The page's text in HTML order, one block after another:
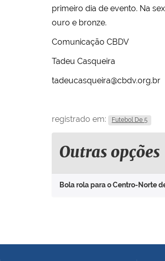
primeiro dia de evento. Na
ouro e bronze.
Comunicação CBDV
Tadeu Casqueira
tadeucasqueira@cbdv.org.br
registrado em: Futebol De 5
Outras opções
Bola rola para o Centro-Norte